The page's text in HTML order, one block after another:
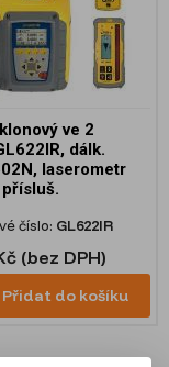
ve 2
dálk.
laserometr
číslo: GL622IR
(bez DPH)
Přidat do košíku